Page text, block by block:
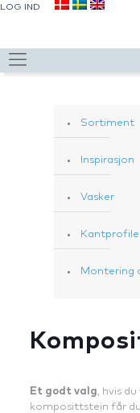
LOG IND
Sortiment
Inspirasjon
Vasker
Montering
Et godt valg, hvis
komposittstein får